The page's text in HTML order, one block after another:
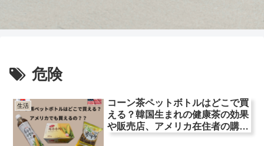
危険
生活
コーン茶ペットボトルはどこで買
える？韓国生まれの健康茶の効果
や販売店、アメリカ在住者の購入
方法を徹底解説！